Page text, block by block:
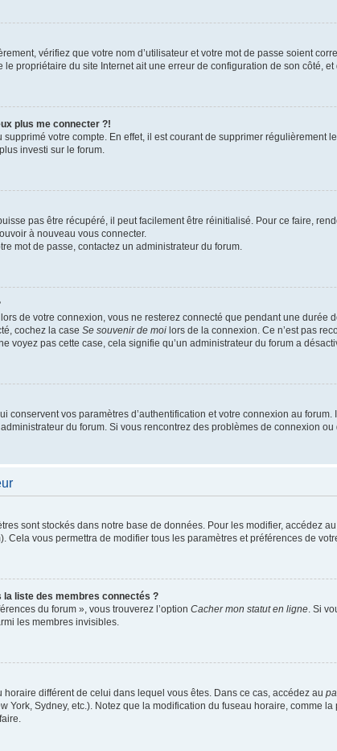
vérifiez que votre nom d’utilisateur et votre mot de passe soient
propriétaire du site Internet ait une erreur de configuration de son côté, et
plus me connecter ?!
supprimé votre compte. En effet, il est courant de supprimer
investi sur le forum.
pas être récupéré, il peut facilement être réinitialisé. Pour ce faire,
à nouveau vous connecter.
mot de passe, contactez un administrateur du forum.
lors de votre connexion, vous ne resterez connecté que pendant une durée
cochez la case Se souvenir de moi lors de la connexion. Ce n’est pas
voyez pas cette case, cela signifie qu’un administrateur du forum a
conservent vos paramètres d’authentification et votre connexion au
du forum. Si vous rencontrez des problèmes de connexion
sont stockés dans notre base de données. Pour les modifier, accédez au
Cela vous permettra de modifier tous les paramètres et préférences de
la liste des membres connectés ?
du forum », vous trouverez l’option Cacher mon statut en ligne. Si
les membres invisibles.
horaire différent de celui dans lequel vous êtes. Dans ce cas, accédez au
York, Sydney, etc.). Notez que la modification du fuseau horaire, comme